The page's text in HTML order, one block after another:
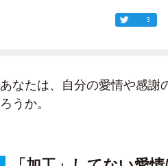
3
あなたは、自分の愛情や感謝
ろうか。